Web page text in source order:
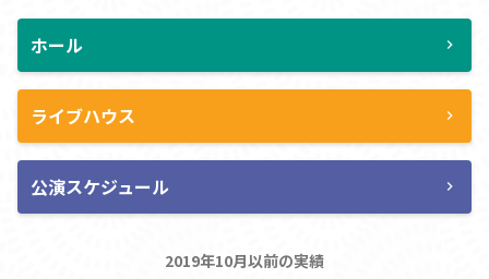
ホール chevron_right
ライブハウス chevron_right
公演スケジュール chevron_right
2019年10月以前の実績